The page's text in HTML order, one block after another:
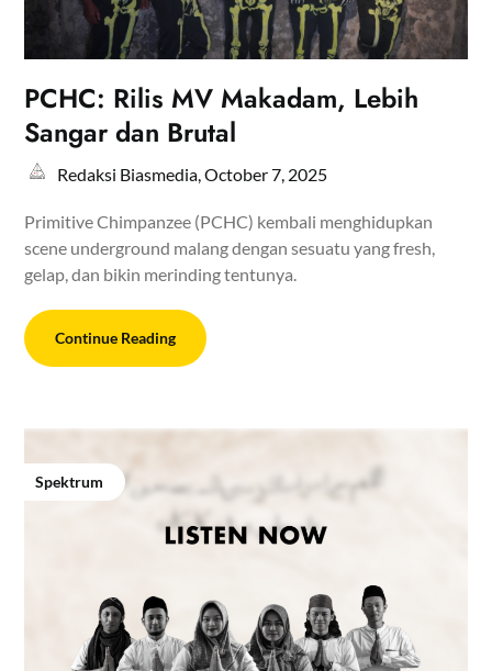
PCHC: Rilis MV Makadam, Lebih
Sangar dan Brutal
Redaksi Biasmedia,October 7, 2025
Primitive Chimpanzee (PCHC) kembali menghidupkan
scene underground malang dengan sesuatu yang fresh,
gelap, dan bikin merinding tentunya.
Continue Reading
Spektrum